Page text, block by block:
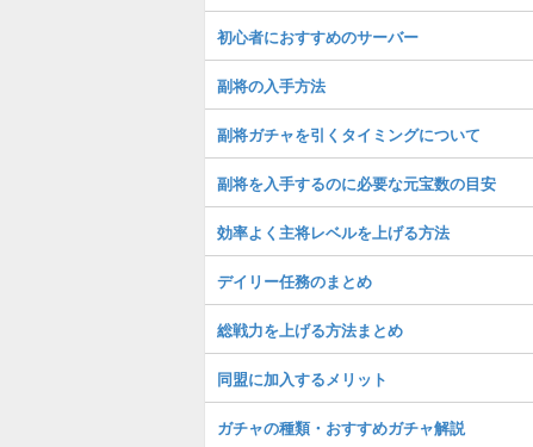
初心者におすすめのサーバー
副将の入手方法
副将ガチャを引くタイミングについて
副将を入手するのに必要な元宝数の目安
効率よく主将レベルを上げる方法
デイリー任務のまとめ
総戦力を上げる方法まとめ
同盟に加入するメリット
ガチャの種類・おすすめガチャ解説